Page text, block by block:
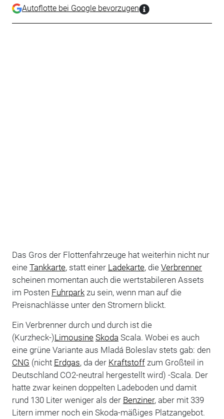
Autoflotte bei Google bevorzugen
Das Gros der Flottenfahrzeuge hat weiterhin nicht nur
eine Tankkarte, statt einer Ladekarte, die Verbrenner
scheinen momentan auch die wertstabileren Assets
im Posten Fuhrparkzu sein, wenn man auf die
Preisnachlässe unter den Stromern blickt.
Ein Verbrenner durch und durch ist die
(Kurzheck-)Limousine Skoda Scala. Wobei es auch
eine grüne Variante aus Mladá Boleslav stets gab: den
CNG (nicht Erdgas, da der Kraftstoffzum Großteil in
Deutschland CO2-neutral hergestellt wird) -Scala. Der
hatte zwar keinen doppelten Ladeboden und damit
rund 130 Liter weniger als der Benziner, aber mit 339
Litern immer noch ein Skoda-mäßiges Platzangebot.